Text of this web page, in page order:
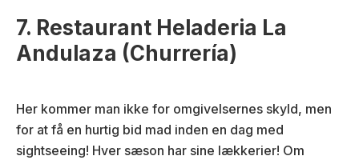
7. Restaurant Heladeria La
Andulaza (Churrería)
Her kommer man ikke for omgivelsernes skyld, men
for at få en hurtig bid mad inden en dag med
sightseeing! Hver sæson har sine lækkerier! Om